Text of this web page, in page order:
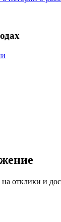
отклики и